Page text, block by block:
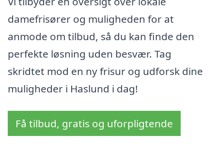
damefrisører og muligheden for at
anmode om tilbud, så du kan finde den
perfekte løsning uden besvær. Tag
skridtet mod en ny frisur og udforsk dine
muligheder i Haslund i dag!
Få tilbud, gratis og uforpligtende